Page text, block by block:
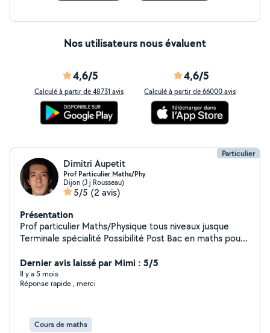
Nos utilisateurs nous évaluent
4,6/5
Calculé à partir de 48731 avis
4,6/5
Calculé à partir de 66000 avis
Particulier
Dimitri Aupetit
Prof Particulier Maths/Phy
Dijon (J j Rousseau)
5/5 (2 avis)
Présentation
Prof particulier Maths/Physique tous niveaux jusque
Terminale spécialité Possibilité Post Bac en maths pour
cours de soutien en Anglais
Dernier avis laissé par Mimi : 5/5
Il y a 5 mois
Réponse rapide , merci
Cours de maths